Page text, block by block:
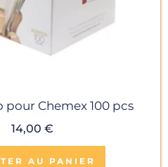
pour Chemex 100 pcs
14,00 €
AU PANIER